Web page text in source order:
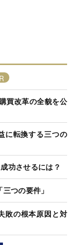
買改革の全貌を公
に転換する三つの
功させるには？
つの要件」
敗の根本原因と対